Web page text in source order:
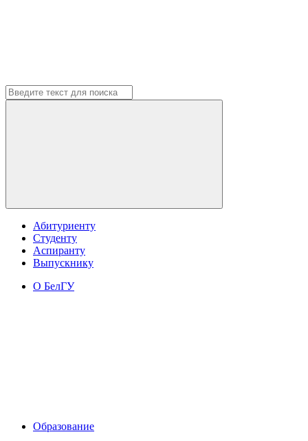
Абитуриенту
Студенту
Аспиранту
Выпускнику
О БелГУ
Образование